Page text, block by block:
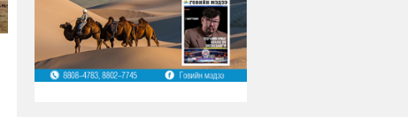
2026-04-05 13:48 GMT+8| 388 удаа
СОНГОН ШАЛГАРУУЛАЛТЫН ЗАР
2026-04-02 13:46 GMT+8 | 332 удаа
СОЁЛ, УРЛАГ, АЯЛАЛ ЖУУЛЧЛАЛ,